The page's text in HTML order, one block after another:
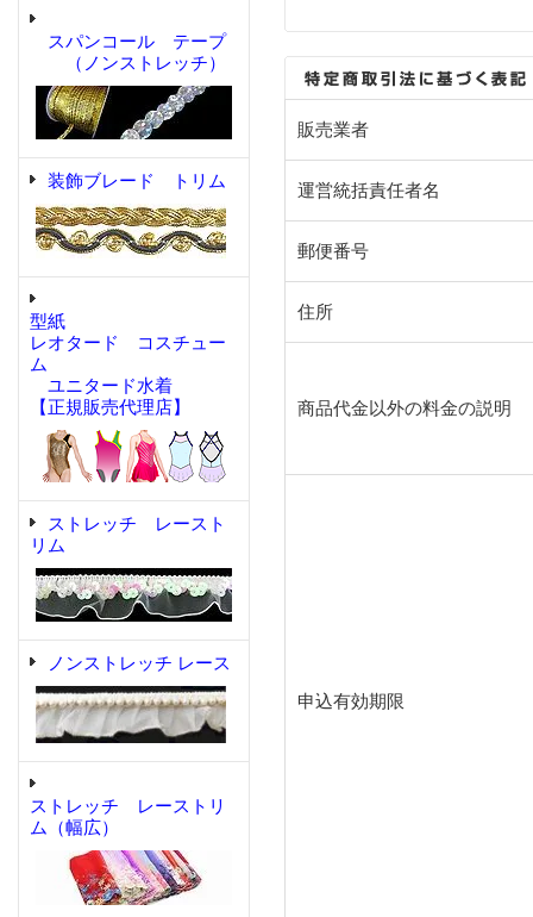
スパンコール テープ
（ノンストレッチ）
装飾ブレード トリム
型紙
レオタード コスチュー
ム
ユニタード水着
【正規販売代理店】
ストレッチ レースト
リム
ノンストレッチ レース
ストレッチ レーストリ
ム（幅広）
販売業者
運営統括責任者名
郵便番号
住所
商品代金以外の料金の説明
申込有効期限